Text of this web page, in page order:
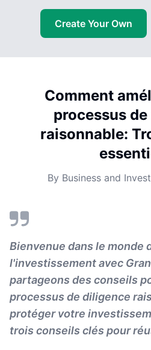
Create Your Own
Comment
processus
raisonnable:
By Business and
Bienvenue dans le monde
l'investissement avec
partageons des conseils
processus de diligence
protéger votre
trois conseils clés pour